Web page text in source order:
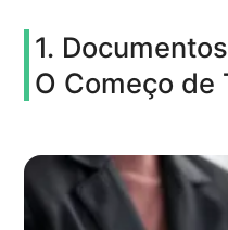
1.
O Começo de